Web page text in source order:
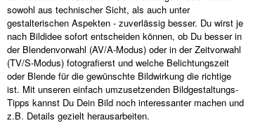
sowohl aus technischer Sicht, als auch unter
gestalterischen Aspekten - zuverlässig besser. Du wirst je
nach Bildidee sofort entscheiden können, ob Du besser in
der Blendenvorwahl (AV/A-Modus) oder in der Zeitvorwahl
(TV/S-Modus) fotografierst und welche Belichtungszeit
oder Blende für die gewünschte Bildwirkung die richtige
ist. Mit unseren einfach umzusetzenden Bildgestaltungs-
Tipps kannst Du Dein Bild noch interessanter machen und
z.B. Details gezielt herausarbeiten.